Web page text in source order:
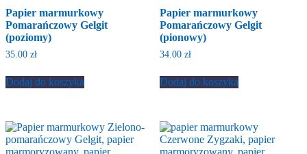
Papier marmurkowy
Pomarańczowy Gelgit
(poziomy)
35.00 zł
Dodaj do koszyka
Papier marmurkowy
Pomarańczowy Gelgit
(pionowy)
34.00 zł
Dodaj do koszyka